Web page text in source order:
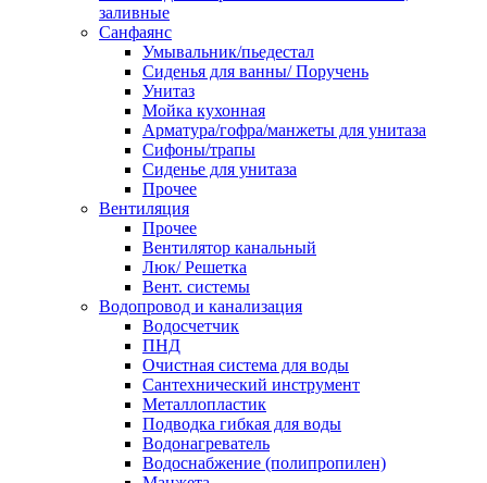
заливные
Санфаянс
Умывальник/пьедестал
Сиденья для ванны/ Поручень
Унитаз
Мойка кухонная
Арматура/гофра/манжеты для унитаза
Сифоны/трапы
Сиденье для унитаза
Прочее
Вентиляция
Прочее
Вентилятор канальный
Люк/ Решетка
Вент. системы
Водопровод и канализация
Водосчетчик
ПНД
Очистная система для воды
Сантехнический инструмент
Металлопластик
Подводка гибкая для воды
Водонагреватель
Водоснабжение (полипропилен)